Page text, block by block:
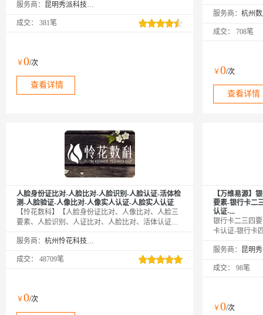
费者权益。【注：条码查询接口，目前支持69开头的
服务商： 昆明秀派科技有限公司
成交： 381笔
￥0/次
查看详情
过手机号码查
商接口，非缓
服务商：
成交： 708笔
￥0/次
查看详情
人脸身份证比对-人脸比对-人脸识别-人脸认证-活体检
测-人脸验证-人像比对-人像实人认证-人脸实人认证
【怜花数科】【人脸身份证比对、人像比对、人脸三
要素、人脸识别、人证比对、人脸比对、活体认证、
及人脸照片，通过公安库校验后返回结果，判断其是
服务商： 杭州怜花科技有限公司
成交： 48709笔
￥0/次
【万维易源】
要素-银行卡二
认证-...
银行卡二三四
卡认证-银行卡
名、身份证号
持多种银行卡
缓存，毫秒级
服务商：
成交： 98笔
￥0/次